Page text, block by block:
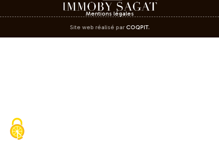
Mentions légales
Site web réalisé par COQPIT.